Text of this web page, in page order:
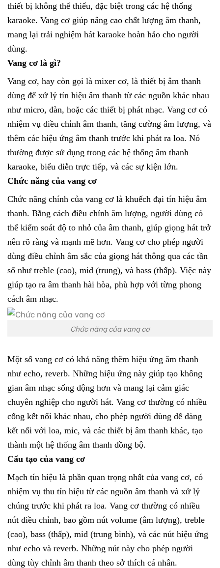
thiết bị không thể thiếu, đặc biệt trong các hệ thống
karaoke. Vang cơ giúp nâng cao chất lượng âm thanh,
mang lại trải nghiệm hát karaoke hoàn hảo cho người
dùng.
Vang cơ là gì?
Vang cơ, hay còn gọi là mixer cơ, là thiết bị âm thanh
dùng để xử lý tín hiệu âm thanh từ các nguồn khác nhau
như micro, đàn, hoặc các thiết bị phát nhạc. Vang cơ có
nhiệm vụ điều chỉnh âm thanh, tăng cường âm lượng, và
thêm các hiệu ứng âm thanh trước khi phát ra loa. Nó
thường được sử dụng trong các hệ thống âm thanh
karaoke, biểu diễn trực tiếp, và các sự kiện lớn.
Chức năng của vang cơ
Chức năng chính của vang cơ là khuếch đại tín hiệu âm
thanh. Bằng cách điều chỉnh âm lượng, người dùng có
thể kiểm soát độ to nhỏ của âm thanh, giúp giọng hát trở
nên rõ ràng và mạnh mẽ hơn. Vang cơ cho phép người
dùng điều chỉnh âm sắc của giọng hát thông qua các tần
số như treble (cao), mid (trung), và bass (thấp). Việc này
giúp tạo ra âm thanh hài hòa, phù hợp với từng phong
cách âm nhạc.
Chức năng của vang cơ
Một số vang cơ có khả năng thêm hiệu ứng âm thanh
như echo, reverb. Những hiệu ứng này giúp tạo không
gian âm nhạc sống động hơn và mang lại cảm giác
chuyên nghiệp cho người hát. Vang cơ thường có nhiều
cổng kết nối khác nhau, cho phép người dùng dễ dàng
kết nối với loa, mic, và các thiết bị âm thanh khác, tạo
thành một hệ thống âm thanh đồng bộ.
Cấu tạo của vang cơ
Mạch tín hiệu là phần quan trọng nhất của vang cơ, có
nhiệm vụ thu tín hiệu từ các nguồn âm thanh và xử lý
chúng trước khi phát ra loa. Vang cơ thường có nhiều
nút điều chỉnh, bao gồm nút volume (âm lượng), treble
(cao), bass (thấp), mid (trung bình), và các nút hiệu ứng
như echo và reverb. Những nút này cho phép người
dùng tùy chỉnh âm thanh theo sở thích cá nhân.